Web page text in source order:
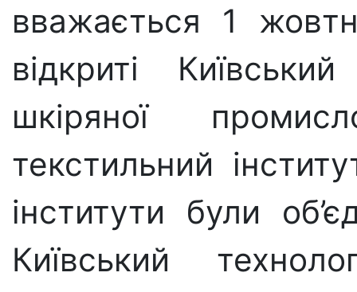
вважається 1
відкриті
шкіряної
текстильний
інститути були
Київський